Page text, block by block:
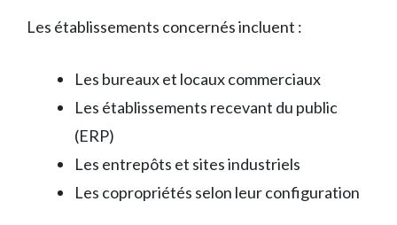
Les établissements concernés incluent :
Les bureaux et locaux commerciaux
Les établissements recevant du public
(ERP)
Les entrepôts et sites industriels
Les copropriétés selon leur configuration